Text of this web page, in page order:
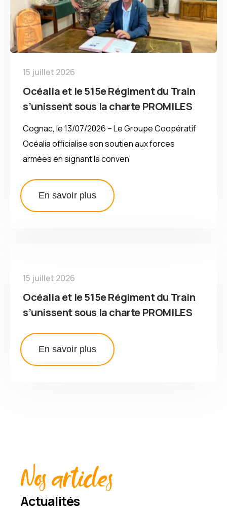
15 juillet 2026
Océalia et le 515e Régiment du Train
s’unissent sous la charte PROMILES
Cognac, le 13/07/2026 – Le Groupe Coopératif
Océalia officialise son soutien aux forces
armées en signant la conven
En savoir plus
15 juillet 2026
Océalia et le 515e Régiment du Train
s’unissent sous la charte PROMILES
En savoir plus
Nos articles
Actualités